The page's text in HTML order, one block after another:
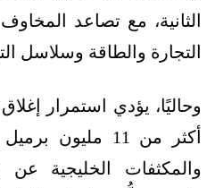
الثانية، مع تصاعد
التجارة والطاقة وسلاسل
وحاليًا، يؤدي استمرار
أكثر من 11
والمكثفات الخليجية عن